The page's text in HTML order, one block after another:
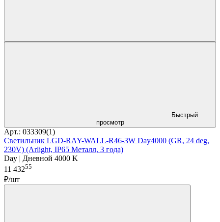
Быстрый
просмотр
Арт.: 033309(1)
Светильник LGD-RAY-WALL-R46-3W Day4000 (GR, 24 deg,
230V) (Arlight, IP65 Металл, 3 года)
Day | Дневной 4000 K
11 43255
₽/шт